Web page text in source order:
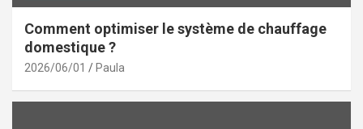
Comment optimiser le système de chauffage
domestique ?
2026/06/01 Paula